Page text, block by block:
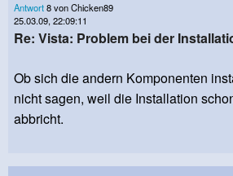
Antwort8 von Chicken89
25.03.09, 22:09:11
Re: Vista: Problem bei der
Ob sich die andern Komponenten
nicht sagen, weil die Installation
abbricht.